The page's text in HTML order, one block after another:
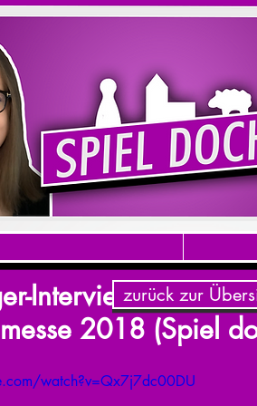
Interview - Katrin
2018 (Spiel
watch?v=Qx7j7dc00DU
zurück zur